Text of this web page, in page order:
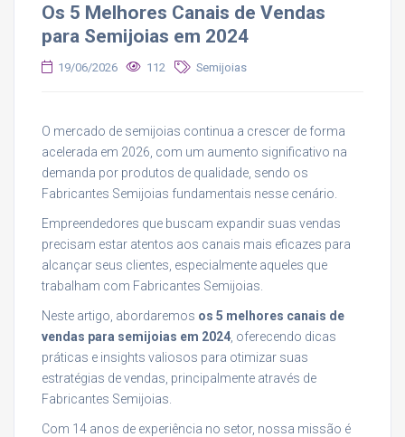
Os 5 Melhores Canais de Vendas
para Semijoias em 2024
19/06/2026 112 Semijoias
O mercado de semijoias continua a crescer de forma
acelerada em 2026, com um aumento significativo na
demanda por produtos de qualidade, sendo os
Fabricantes Semijoias fundamentais nesse cenário.
Empreendedores que buscam expandir suas vendas
precisam estar atentos aos canais mais eficazes para
alcançar seus clientes, especialmente aqueles que
trabalham com Fabricantes Semijoias.
Neste artigo, abordaremos os 5 melhores canais de
vendas para semijoias em 2024 , oferecendo dicas
práticas e insights valiosos para otimizar suas
estratégias de vendas, principalmente através de
Fabricantes Semijoias.
Com 14 anos de experiência no setor, nossa missão é